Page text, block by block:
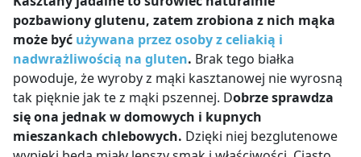
pozbawiony glutenu, zatem zrobiona z nich mąka
może być używana przez osoby z celiakią i
nadwrażliwością na gluten. Brak tego białka
powoduje, że wyroby z mąki kasztanowej nie wyrosną
tak pięknie jak te z mąki pszennej. Dobrze sprawdza
się ona jednak w domowych i kupnych
mieszankach chlebowych. Dzięki niej bezglutenowe